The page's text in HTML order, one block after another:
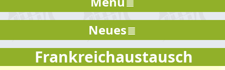
Frankreichaustausch
Neues